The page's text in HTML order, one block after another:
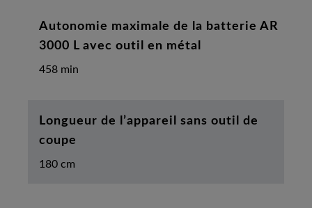
Autonomie maximale de la batterie AR
3000 L avec outil en métal
458 min
Longueur de l’appareil sans outil de
coupe
180 cm